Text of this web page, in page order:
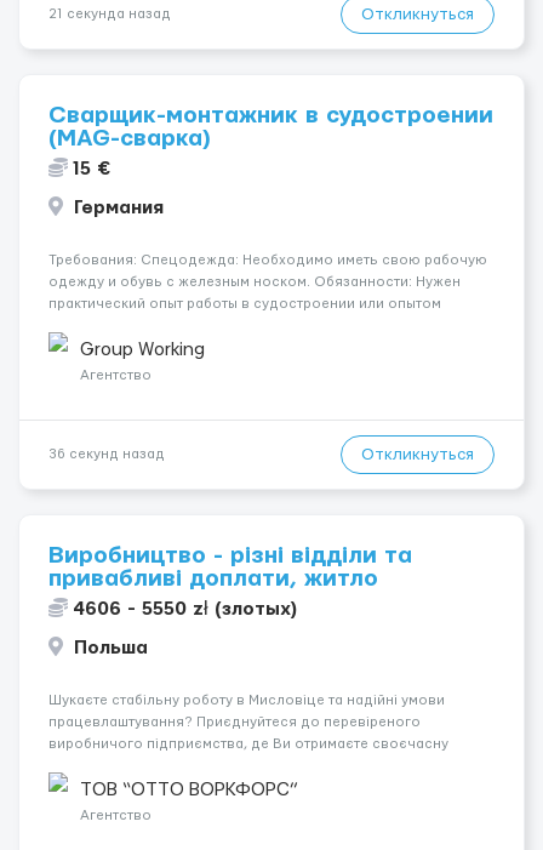
21 секунда назад Откликнуться
Сварщик-монтажник в судостроении
(MAG-сварка)
15 €
Германия
Требования: Спецодежда: Необходимо иметь свою рабочую
одежду и обувь с железным носком. Обязанности: Нужен
практический опыт работы в судостроении или опытом
Работа выполняется в черновой зоне, где ещё нет готовых
полов, облицовки ...
Group Working
Агентство
36 секунд назад Откликнуться
Виробництво - різні відділи та
привабливі доплати, житло
4606 - 5550 zł (злотых)
Польша
Шукаєте стабільну роботу в Мисловіце та надійні умови
працевлаштування? Приєднуйтеся до перевіреного
виробничого підприємства, де Ви отримаєте своєчасну
підібрати посаду відповідно до Ваших навичок
Локація: Мисловіце Форма пр...
ТОВ “ОТТО ВОРКФОРС”
Агентство